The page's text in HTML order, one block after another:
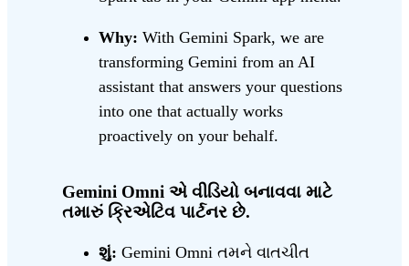
Why: With Gemini Spark, we are
transforming Gemini from an AI
assistant that answers your questions
into one that actually works
proactively on your behalf.
Gemini Omni એ વીડિયો બનાવવા માટે
તમારું ક્રિએટિવ પાર્ટનર છે.
શું: Gemini Omni તમને વાતચીત